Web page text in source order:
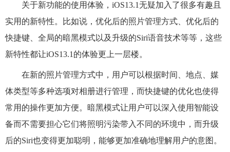
关于新功能的使用体验，iOS13.1无疑加入了很多有趣且
实用的新特性。比如说，优化后的照片管理方式、优化后的
快捷键、全局的暗黑模式以及升级的Siri语音技术等等，这些
新特性都让iOS13.1的体验更上一层楼。
在新的照片管理方式中，用户可以根据时间、地点、媒
体类型等多种选项对相册进行管理，而快捷键的优化也使得
常用的操作更加方便。暗黑模式让用户可以深入使用智能设
备而不需要担心它们将照明污染带入不同的环境中，而升级
后的Siri也变得更加聪明，能够更加准确地理解用户的意图。